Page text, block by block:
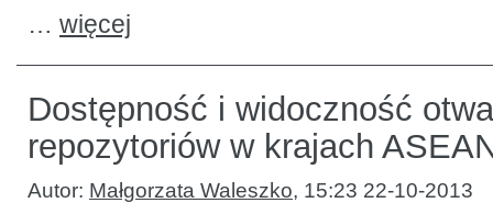
… więcej
Dostępność i widoczność
repozytoriów w krajach
Autor: Małgorzata Waleszko, 15:23 22-10-2013